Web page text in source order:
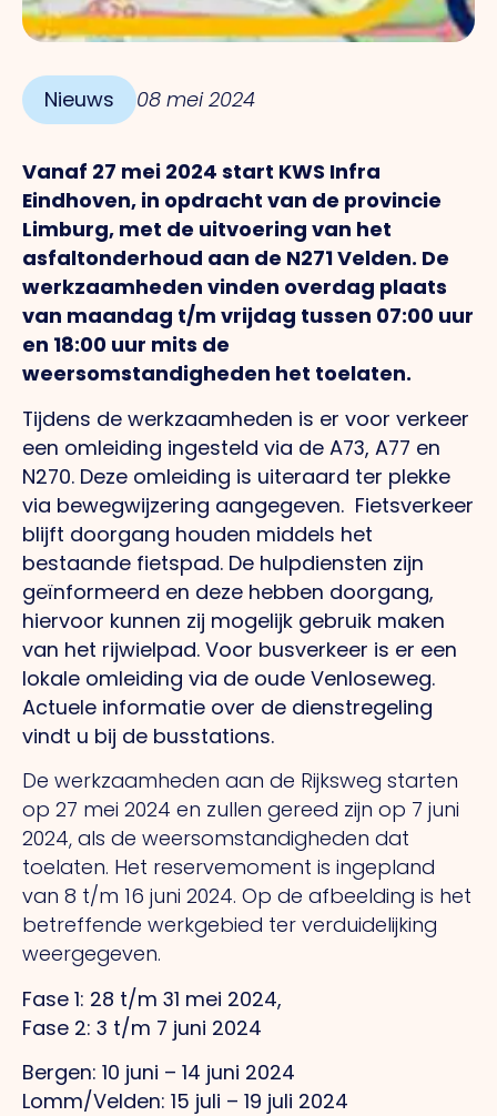
Nieuws 08 mei 2024
Vanaf 27 mei 2024 start KWS Infra
Eindhoven, in opdracht van de provincie
Limburg, met de uitvoering van het
asfaltonderhoud aan de N271 Velden. De
werkzaamheden vinden overdag plaats
van maandag t/m vrijdag tussen 07:00 uur
en 18:00 uur mits de
weersomstandigheden het toelaten.
Tijdens de werkzaamheden is er voor verkeer
een omleiding ingesteld via de A73, A77 en
N270. Deze omleiding is uiteraard ter plekke
via bewegwijzering aangegeven. Fietsverkeer
blijft doorgang houden middels het
bestaande fietspad. De hulpdiensten zijn
geïnformeerd en deze hebben doorgang,
hiervoor kunnen zij mogelijk gebruik maken
van het rijwielpad. Voor busverkeer is er een
lokale omleiding via de oude Venloseweg.
Actuele informatie over de dienstregeling
vindt u bij de busstations.
De werkzaamheden aan de Rijksweg starten
op 27 mei 2024 en zullen gereed zijn op 7 juni
2024, als de weersomstandigheden dat
toelaten. Het reservemoment is ingepland
van 8 t/m 16 juni 2024. Op de afbeelding is het
betreffende werkgebied ter verduidelijking
weergegeven.
Fase 1: 28 t/m 31 mei 2024,
Fase 2: 3 t/m 7 juni 2024
Bergen: 10 juni – 14 juni 2024
Lomm/Velden: 15 juli – 19 juli 2024